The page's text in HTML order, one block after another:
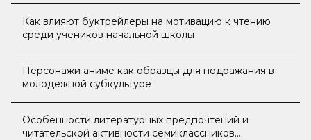
Как влияют буктрейлеры на мотивацию к чтению
среди учеников начальной школы
Персонажи аниме как образцы для подражания в
молодежной субкультуре
Особенности литературных предпочтений и
читательской активности семиклассников